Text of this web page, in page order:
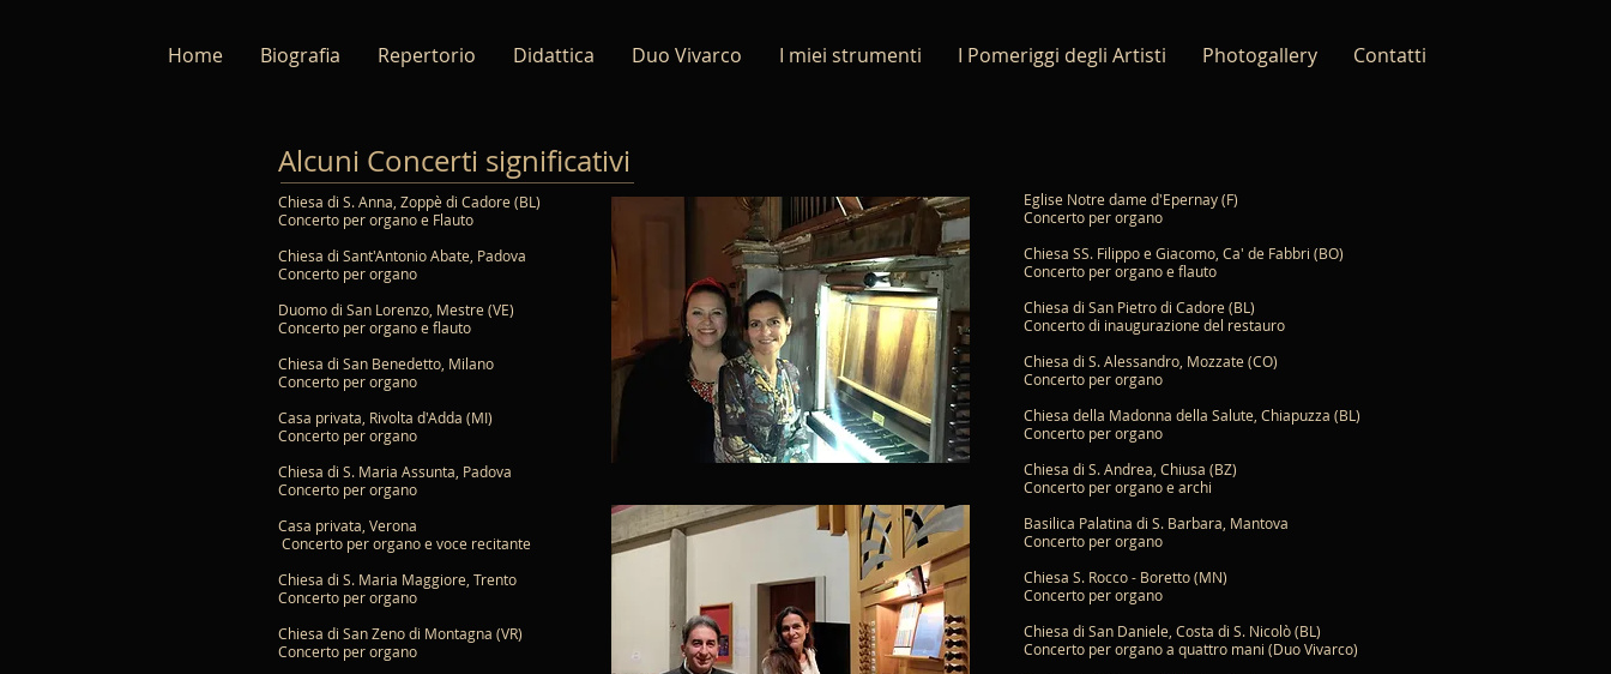
Home Biografia Repertorio Didattica Duo Vivarco I miei strumenti I Pomeriggi degli Artisti Photogallery Contatti
Chiesa di S. Anna, Zoppè di Cadore (BL)
Concerto per organo e Flauto
Chiesa di Sant'Antonio Abate, Padova
Concerto per organo
Duomo di San Lorenzo, Mestre (VE)
Concerto per organo e flauto
Chiesa di San Benedetto, Milano
Concerto per organo
Casa privata, Rivolta d'Adda (MI)
Concerto per organo
Chiesa di S. Maria Assunta, Padova
Concerto per organo
Casa privata, Verona
Concerto per organo e voce recitante
Chiesa di S. Maria Maggiore, Trento
Concerto per organo
Chiesa di San Zeno di Montagna (VR)
Concerto per organo
Alcuni Concerti significativi
Eglise Notre dame d'Epernay (F)
Concerto per organo
Chiesa SS. Filippo e Giacomo, Ca' de Fabbri (BO)
Concerto per organo e flauto
Chiesa di San Pietro di Cadore (BL)
Concerto di inaugurazione del restauro
Chiesa di S. Alessandro, Mozzate (CO)
Concerto per organo
Chiesa della Madonna della Salute, Chiapuzza (BL)
Concerto per organo
Chiesa di S. Andrea, Chiusa (BZ)
Concerto per organo e archi
Basilica Palatina di S. Barbara, Mantova
Concerto per organo
Chiesa S. Rocco - Boretto (MN)
Concerto per organo
Chiesa di San Daniele, Costa di S. Nicolò (BL)
Concerto per organo a quattro mani (Duo Vivarco)